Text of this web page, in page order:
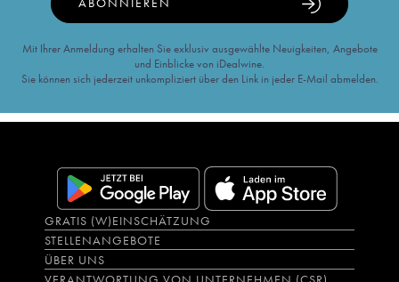
Mit Ihrer Anmeldung erhalten Sie exklusiv ausgewählte Neuigkeiten, Angebote
und Einblicke von iDealwine.
Sie können sich jederzeit unkompliziert über den Link in jeder E-Mail abmelden.
GRATIS (W)EINSCHÄTZUNG
STELLENANGEBOTE
ÜBER UNS